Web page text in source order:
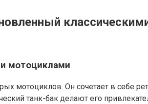
мотоциклами
мотоциклов. Он сочетает в себе
танк-бак делают его